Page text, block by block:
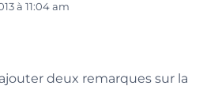
à 11:04 am
deux remarques sur la